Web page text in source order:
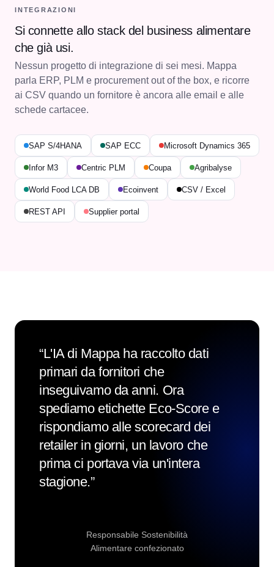
INTEGRAZIONI
Si connette allo stack del business alimentare
che già usi.
Nessun progetto di integrazione di sei mesi. Mappa
parla ERP, PLM e procurement out of the box, e ricorre
ai CSV quando un fornitore è ancora alle email e alle
schede cartacee.
SAP S/4HANA SAP ECC Microsoft Dynamics 365
Infor M3 Centric PLM Coupa Agribalyse
World Food LCA DB Ecoinvent CSV / Excel
REST API Supplier portal
“L'IA di Mappa ha raccolto dati
primari da fornitori che
inseguivamo da anni. Ora
spediamo etichette Eco-Score e
rispondiamo alle scorecard dei
retailer in giorni, un lavoro che
prima ci portava via un'intera
stagione.”
Responsabile Sostenibilità
Alimentare confezionato